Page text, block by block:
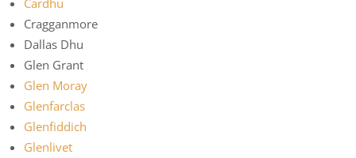
Cragganmore
Dallas Dhu
Glen Grant
Glen Moray
Glenfarclas
Glenfiddich
Glenlivet